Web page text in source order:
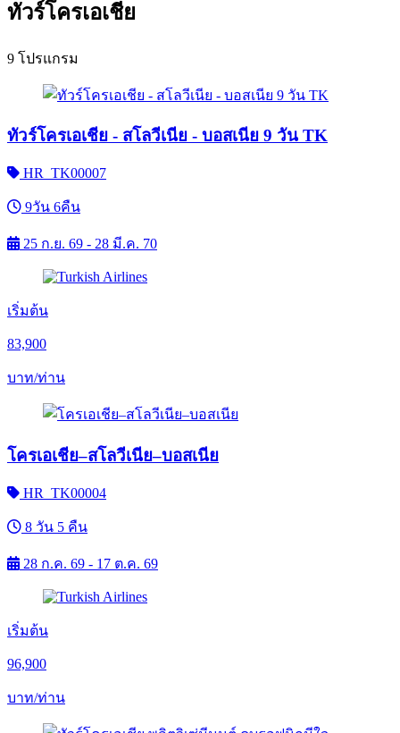
ทัวร์โครเอเชีย
9 โปรแกรม
ทัวร์โครเอเชีย - สโลวีเนีย - บอสเนีย 9 วัน TK
HR_TK00007
9วัน 6คืน
25 ก.ย. 69 - 28 มี.ค. 70
เริ่มต้น
83,900
บาท/ท่าน
โครเอเชีย–สโลวีเนีย–บอสเนีย
HR_TK00004
8 วัน 5 คืน
28 ก.ค. 69 - 17 ต.ค. 69
เริ่มต้น
96,900
บาท/ท่าน